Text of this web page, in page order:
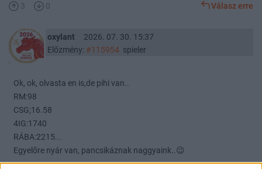
3 0 Válasz erre
oxylant
2026. 07. 30. 15:37
Előzmény: #115954spieler
Ok, ok, olvasta en is,de pihi van..
RM:98
CSG;16.58
4IG:1740
RÁBA:2215...
Egyelőre nyár van, pancsikáznak naggyaink..😉